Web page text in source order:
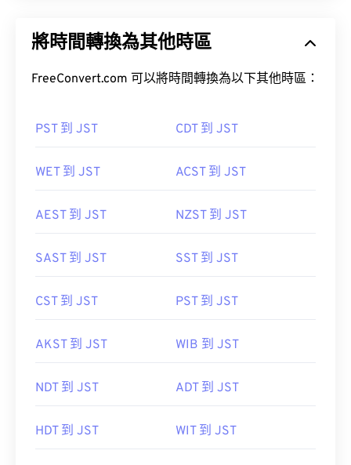
將時間轉換為其他時區
FreeConvert.com 可以將時間轉換為以下其他時區：
PST 到 JST CDT 到 JST
WET 到 JST ACST 到 JST
AEST 到 JST NZST 到 JST
SAST 到 JST SST 到 JST
CST 到 JST PST 到 JST
AKST 到 JST WIB 到 JST
NDT 到 JST ADT 到 JST
HDT 到 JST WIT 到 JST